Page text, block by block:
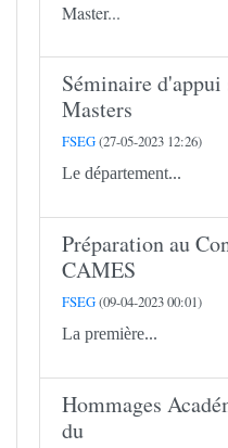
Master...
Séminaire
Masters
FSEG(27-05-2023 12:26)
Le département...
Préparation au
CAMES
FSEG(09-04-2023 00:01)
La première...
Hommages
du